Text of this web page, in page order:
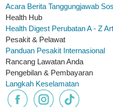
Acara Berita Tanggungjawab
Health Hub
Health Digest Perubatan A - Z
Pesakit & Pelawat
Panduan Pesakit Internasional
Rancang Lawatan Anda
Pengebilan & Pembayaran
Langkah Keselamatan